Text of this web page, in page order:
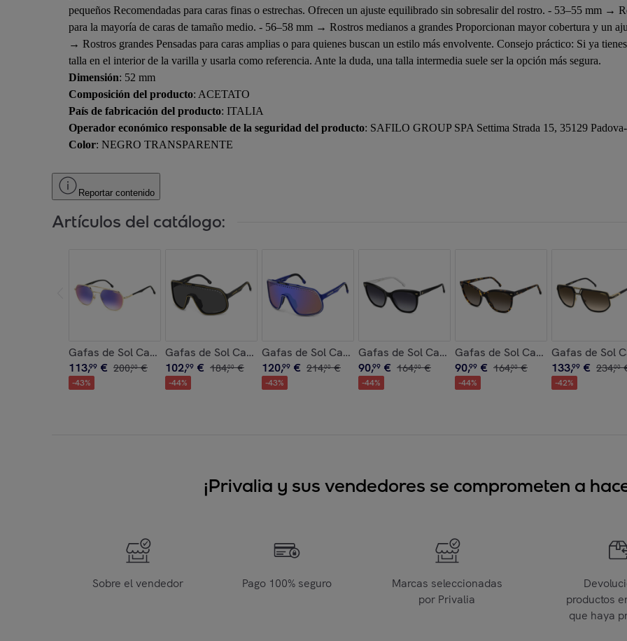
pequeños Recomendadas para caras finas o estrechas. Ofrecen un ajuste equilibrado sin sobresalir del rostro. - 53–55 mm →
para la mayoría de caras de tamaño medio. - 56–58 mm → Rostros medianos a grandes Proporcionan mayor cobertura y un
→ Rostros grandes Pensadas para caras amplias o para quienes buscan un estilo más envolvente. Consejo práctico: Si ya
talla en el interior de la varilla y usarla como referencia. Ante la duda, una talla intermedia suele ser la opción más segura.
Dimensión: 52 mm
Composición del producto: ACETATO
País de fabricación del producto: ITALIA
Operador económico responsable de la seguridad del producto: SAFILO GROUP SPA Settima Strada 15, 35129
Color: NEGRO TRANSPARENTE
Reportar contenido
Artículos del catálogo:
Gafas de Sol Carrera 303/S 2M2 de Metal Unisex 53 mm
113,99 € 200,00 €
-43%
Gafas de Sol Carrera C SPORT 02/S I46 de Tr90 Hombre 99 mm
102,99 € 184,00 €
-44%
Gafas de Sol Carrera C SPORT 02/S XW0 de Tr90 Hombre 99 mm
120,99 € 214,00 €
-43%
Gafas de Sol Carrera 3043/S 80S de Acetato Mujer
90,99 € 164,00 €
-44%
Gafas de Sol Carrera 3043/S
90,99 € 164,00 €
-44%
Gafas de Sol
133,99 € 234,00
-42%
¡Privalia y sus vendedores se comprometen a
Sobre el vendedor Pago 100% seguro
Marcas seleccionadas
por Privalia
productos
que haya